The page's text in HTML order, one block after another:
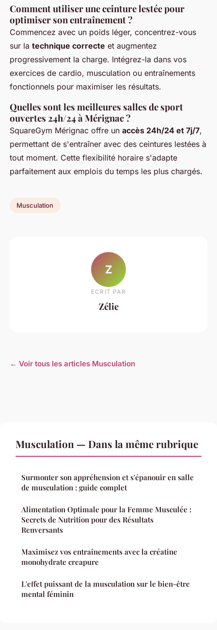
Comment utiliser une ceinture lestée pour
optimiser son entraînement ?
Commencez avec un poids léger, concentrez-vous
sur la technique correcte et augmentez
progressivement la charge. Intégrez-la dans vos
exercices de cardio, musculation ou entraînements
fonctionnels pour maximiser les résultats.
Quelles sont les meilleures salles de sport
ouvertes 24h/24 à Mérignac ?
SquareGym Mérignac offre un accès 24h/24 et 7j/7,
permettant de s'entraîner avec des ceintures lestées à
tout moment. Cette flexibilité horaire s'adapte
parfaitement aux emplois du temps les plus chargés.
Musculation
Z
ECRIT PAR
Zélie
← Voir tous les articles Musculation
Musculation — Dans la même rubrique
Surmonter son appréhension et s'épanouir en salle
de musculation : guide complet
Alimentation Optimale pour la Femme Musculée :
Secrets de Nutrition pour des Résultats
Renversants
Maximisez vos entraînements avec la créatine
monohydrate creapure
L'effet puissant de la musculation sur le bien-être
mental féminin